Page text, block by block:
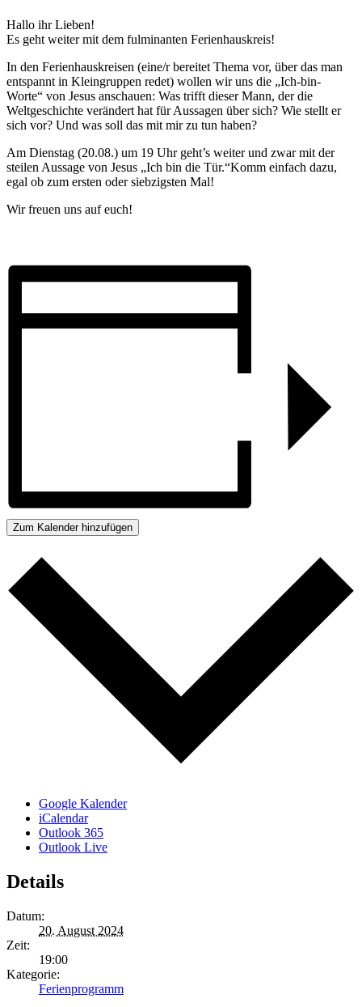
Hallo ihr Lieben!
Es geht weiter mit dem fulminanten Ferienhauskreis!
In den Ferienhauskreisen (eine/r bereitet Thema vor, über das man
entspannt in Kleingruppen redet) wollen wir uns die „Ich-bin-
Worte“ von Jesus anschauen: Was trifft dieser Mann, der die
Weltgeschichte verändert hat für Aussagen über sich? Wie stellt er
sich vor? Und was soll das mit mir zu tun haben?
Am Dienstag (20.08.) um 19 Uhr geht’s weiter und zwar mit der
steilen Aussage von Jesus „Ich bin die Tür.“Komm einfach dazu,
egal ob zum ersten oder siebzigsten Mal!
Wir freuen uns auf euch!
Zum Kalender hinzufügen
Google Kalender
iCalendar
Outlook 365
Outlook Live
Details
Datum:
20. August 2024
Zeit:
19:00
Kategorie:
Ferienprogramm